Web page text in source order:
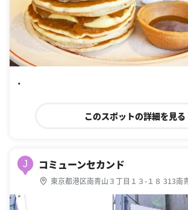
・
このスポットの詳細を見る
J コミューンセカンド
東京都港区南青山３丁目１３-１８ 313南